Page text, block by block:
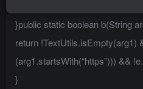
}public static boolean b(String
return !TextUtils.isEmpty(arg1)
(arg1.startsWith(“https”))) &&
}